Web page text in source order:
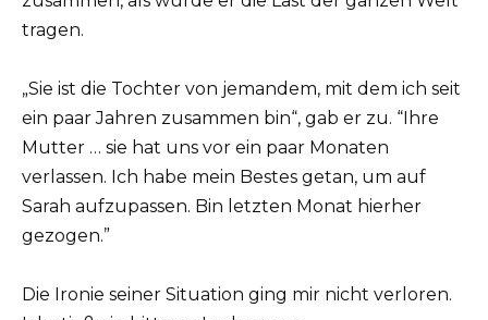
tragen.
„Sie ist die Tochter von jemandem, mit dem ich seit
ein paar Jahren zusammen bin“, gab er zu. “Ihre
Mutter … sie hat uns vor ein paar Monaten
verlassen. Ich habe mein Bestes getan, um auf
Sarah aufzupassen. Bin letzten Monat hierher
gezogen.”
Die Ironie seiner Situation ging mir nicht verloren.